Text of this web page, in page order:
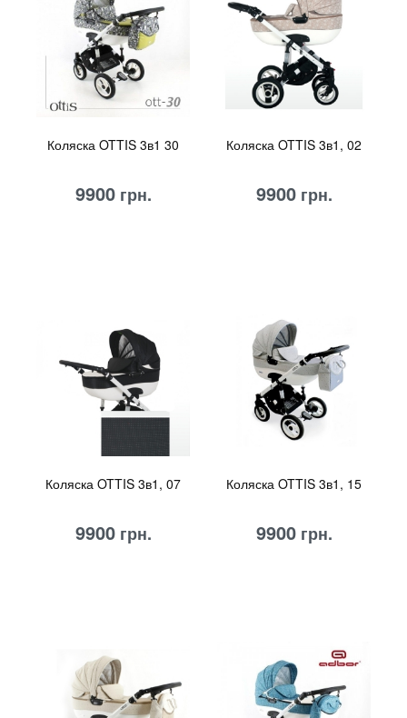
Коляска OTTIS 3в1 30
9900грн.
Коляска OTTIS 3в1, 02
9900грн.
Коляска OTTIS 3в1, 07
9900грн.
Коляска OTTIS 3в1, 15
9900грн.